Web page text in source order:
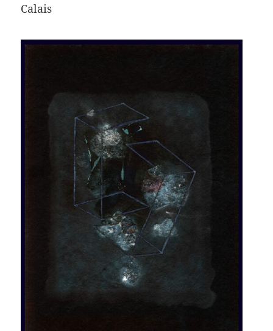
Calais